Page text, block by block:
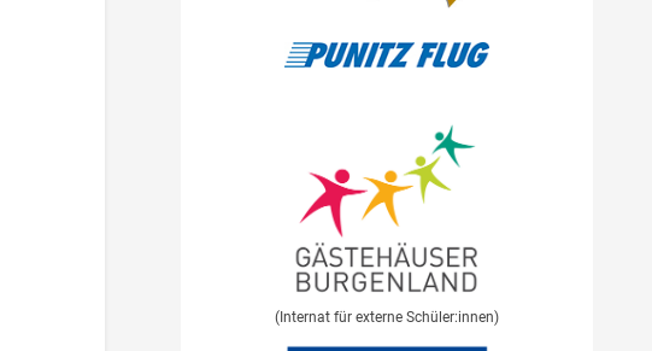
(Internat für externe Schüler:innen)